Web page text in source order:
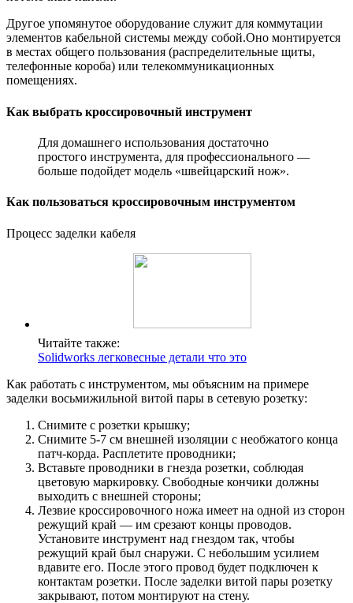
Другое упомянутое оборудование служит для коммутации
элементов кабельной системы между собой.Оно монтируется
в местах общего пользования (распределительные щиты,
телефонные короба) или телекоммуникационных
помещениях.
Как выбрать кроссировочный инструмент
Для домашнего использования достаточно
простого инструмента, для профессионального —
больше подойдет модель «швейцарский нож».
Как пользоваться кроссировочным инструментом
Процесс заделки кабеля
Читайте также:
Solidworks легковесные детали что это
Как работать с инструментом, мы объясним на примере
заделки восьмижильной витой пары в сетевую розетку:
Снимите с розетки крышку;
Снимите 5-7 см внешней изоляции с необжатого конца
патч-корда. Расплетите проводники;
Вставьте проводники в гнезда розетки, соблюдая
цветовую маркировку. Свободные кончики должны
выходить с внешней стороны;
Лезвие кроссировочного ножа имеет на одной из сторон
режущий край — им срезают концы проводов.
Установите инструмент над гнездом так, чтобы
режущий край был снаружи. С небольшим усилием
вдавите его. После этого провод будет подключен к
контактам розетки. После заделки витой пары розетку
закрывают, потом монтируют на стену.